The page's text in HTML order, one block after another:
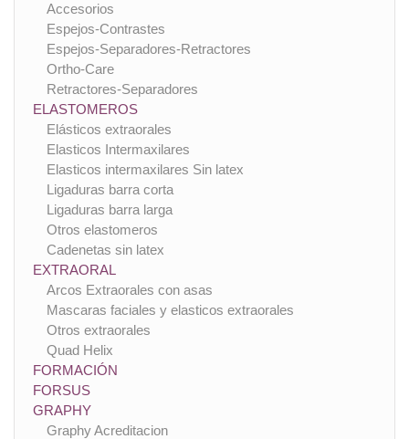
Accesorios
Espejos-Contrastes
Espejos-Separadores-Retractores
Ortho-Care
Retractores-Separadores
ELASTOMEROS
Elásticos extraorales
Elasticos Intermaxilares
Elasticos intermaxilares Sin latex
Ligaduras barra corta
Ligaduras barra larga
Otros elastomeros
Cadenetas sin latex
EXTRAORAL
Arcos Extraorales con asas
Mascaras faciales y elasticos extraorales
Otros extraorales
Quad Helix
FORMACIÓN
FORSUS
GRAPHY
Graphy Acreditacion